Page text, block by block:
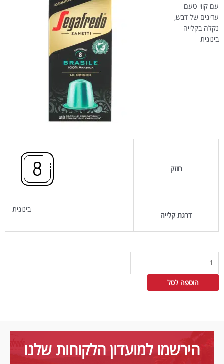
עם קווי טעם
עדינים של דבש,
נקלה בקלייה
בינונית
חוזק
דרגת קלייה
בינונית
של
Brasile
-
נספרסו
הוספה לסל
הירשמו למועדון הלקוחות שלנו